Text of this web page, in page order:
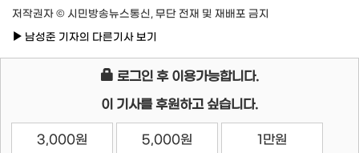
저작권자 © 시민방송뉴스통신, 무단 전재 및 재배포 금지
남성준 기자의 다른기사 보기
로그인 후 이용가능합니다.
이 기사를 후원하고 싶습니다.
3,000원 5,000원 1만원